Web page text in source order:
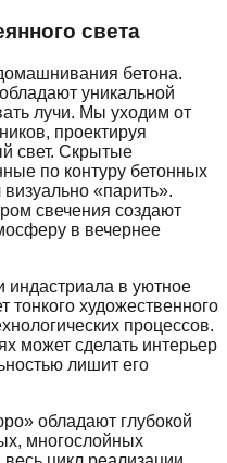
света
бетона.
уникальной
лучи. Мы уходим от
проектируя
свет. Скрытые
по контуру бетонных
«парить».
свечения создают
в вечернее
индастриала в уютное
тонкого художественного
процессов.
может сделать интерьер
лишит его
обладают глубокой
многослойных